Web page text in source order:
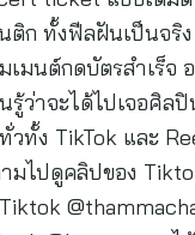
@bentenntn ไ
ถึงกลายเป็นเพลงปร
นี้
– Justin Bieber